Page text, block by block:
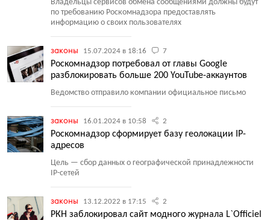
Владельцы сервисов обмена сообщениями должны будут
по требованию Роскомнадзора предоставлять
информацию о своих пользователях
законы 15.07.2024 в 18:16 7
Роскомнадзор потребовал от главы Google
разблокировать больше 200 YouTube-аккаунтов
Ведомство отправило компании официальное письмо
законы 16.01.2024 в 10:58 2
Роскомнадзор сформирует базу геолокации IP-
адресов
Цель — сбор данных о географической принадлежности
IP-сетей
законы 13.12.2022 в 17:15 2
РКН заблокировал сайт модного журнала L`Officiel